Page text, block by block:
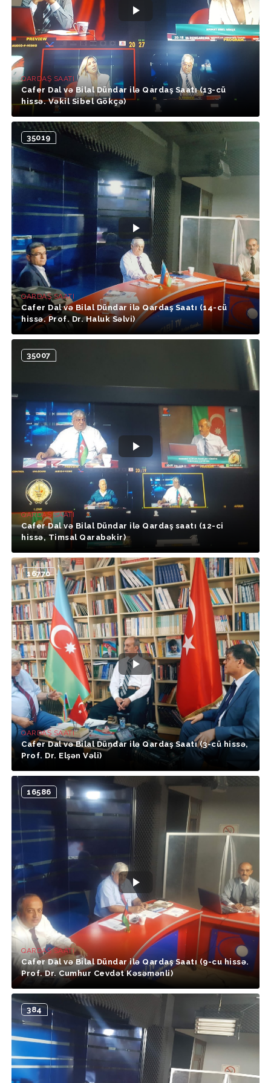
QARDAŞ SAATI
Cafer Dal və Bilal Dündar ilə Qardaş Saatı (13-cü
hissə. Vəkil Sibel Gökçə)
35019
QARDAŞ SAATI
Cafer Dal və Bilal Dündar ilə Qardaş Saatı (14-cü
hissə. Prof. Dr. Haluk Səlvi)
35007
QARDAŞ SAATI
Cafer Dal və Bilal Dündar ilə Qardaş saatı (12-ci
hissə, Timsal Qarabəkir)
16770
QARDAŞ SAATI
Cafer Dal və Bilal Dündar ilə Qardaş Saatı (3-cü hissə,
Prof. Dr. Elşən Vəli)
16586
QARDAŞ SAATI
Cafer Dal və Bilal Dündar ilə Qardaş Saatı (9-cu hissə.
Prof. Dr. Cumhur Cevdət Kəsəmənli)
384